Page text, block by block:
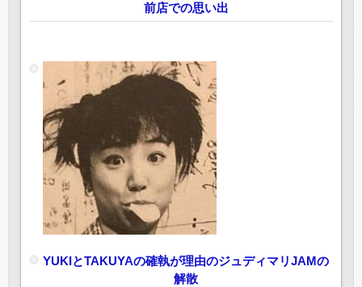
前店での思い出
YUKIとTAKUYAの確執が理由のジュディマリJAMの
解散